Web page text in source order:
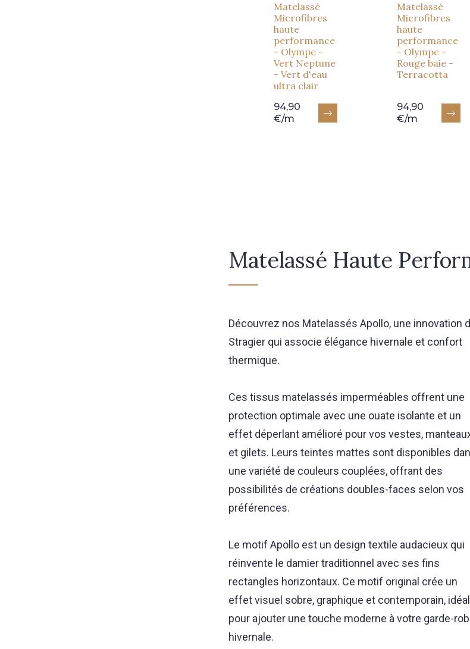
Matelassé
Microfibres
haute
performance
- Olympe -
Vert Neptune
- Vert d'eau
ultra clair
94,90
€/m
Matelassé
Microfibres
haute
performance
- Olympe -
Rouge baie -
Terracotta
94,90
€/m
Matelassé Haute
Découvrez nos Matelassés Apollo, une innovation
Stragier qui associe élégance hivernale et confort
thermique.
Ces tissus matelassés imperméables offrent une
protection optimale avec une ouate isolante et un
effet déperlant amélioré pour vos vestes,
et gilets. Leurs teintes mattes sont disponibles
une variété de couleurs couplées, offrant des
possibilités de créations doubles-faces selon vos
préférences.
Le motif Apollo est un design textile audacieux qui
réinvente le damier traditionnel avec ses fins
rectangles horizontaux. Ce motif original crée un
effet visuel sobre, graphique et contemporain, idéal
pour ajouter une touche moderne à votre garde-
hivernale.